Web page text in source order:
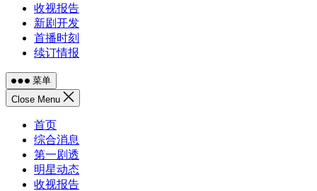
收视报告
新剧开发
首播时刻
续订情报
菜单
Close Menu
首页
综合消息
第一剧透
明星动态
收视报告